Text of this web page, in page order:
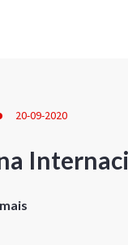
20-09-2020